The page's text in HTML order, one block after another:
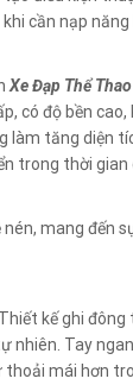
cần nạp năng
Xe Đạp Thể
có độ bền cao,
làm tăng diện
trong thời gian
mang đến
Thiết kế ghi đông
nhiên. Tay
mái hơn